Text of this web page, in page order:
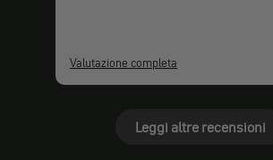
Valutazione completa
Leggi altre recensioni